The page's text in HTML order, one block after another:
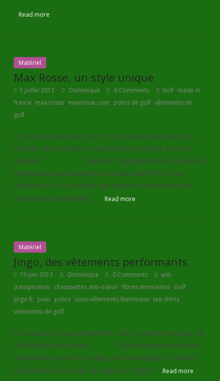
Read more
Matériel
Max Rosse, un style unique
1 juillet 2013 Dominique 0 Comments Golf, made in
france, max rosse, maxrosse.com, polos de golf,vêtements de
golf
Coup de projecteur sur un nouveau venu dans le
monde de la mode, en particulier du golf, avec la
société
. Née de l'imagination de 2 jeunes
grenoblois qui avaient envie de diversifier leur
activité, et d'un styliste parisien en recherche de
nouveaux challenges ...
Read more
Matériel
Jingo, des vêtements performants
19 juin 2013 Dominique 0 Comments
anti-
transpiration, chaussettes anti-odeur,fibres innovantes, Golf,
jingo.fr, polo, polos, sous-vêtements thermique,tee-shirts,
vêtements de golf
Je voudrais vous présenter une nouvelle marque de
vêtements de sports,
. Cette marque vend des
vêtements pour le voyage, la montagne, le tennis,
l'équitation, la moto et bien sur le golf.
Read more